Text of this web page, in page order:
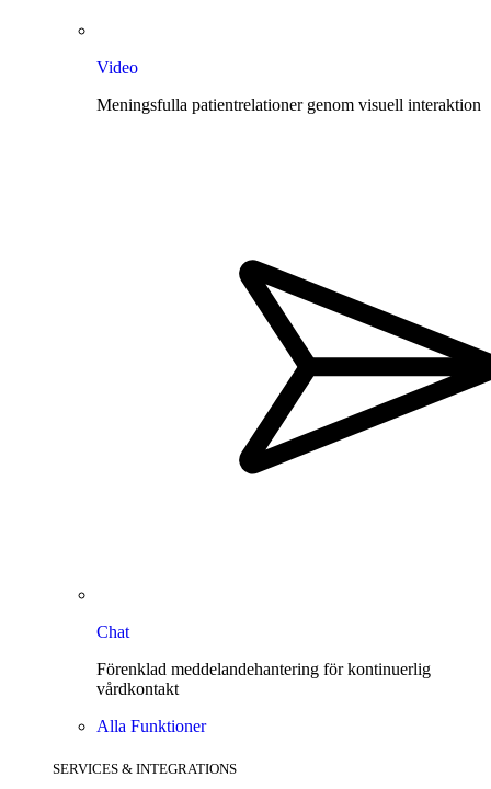
Video
Meningsfulla patientrelationer genom visuell interaktion
Chat
Förenklad meddelandehantering för kontinuerlig
vårdkontakt
Alla Funktioner
SERVICES & INTEGRATIONS